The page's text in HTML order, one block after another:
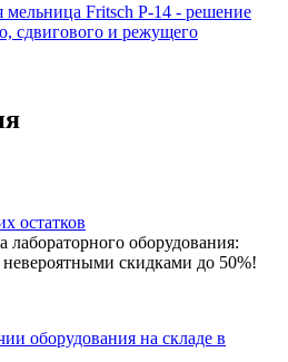
мельница Fritsch P-14 - решение
сдвигового и режущего
остатков
лабораторного оборудования:
скидками до 50%!
оборудования на складе в